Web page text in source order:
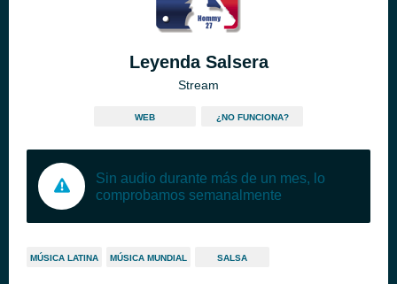
Leyenda Salsera
Stream
WEB ¿NO FUNCIONA?
Sin audio durante más de un mes, lo
comprobamos semanalmente
MÚSICA LATINA MÚSICA MUNDIAL SALSA